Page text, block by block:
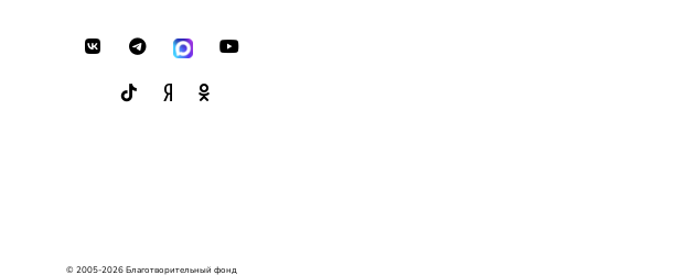
© 2005-2026 Благотворительный фонд